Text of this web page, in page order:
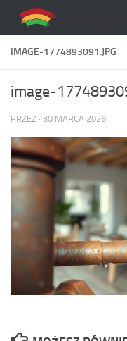
Skip to content
IMAGE-1774893091.JPG
image-
PRZEZ · 30 MARCA 2026